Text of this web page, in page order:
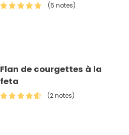
(5 notes)
Flan de courgettes à la
feta
(2 notes)